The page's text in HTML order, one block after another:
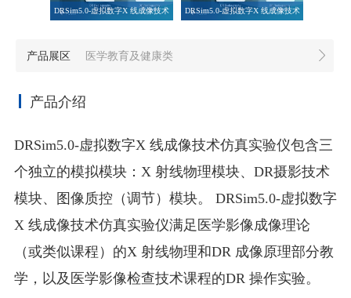
DRSim5.0-虚拟数字X 线成像技术 DRSim5.0-虚拟数字X 线成像技术
产品展区 医学教育及健康类
产品介绍
DRSim5.0-虚拟数字X 线成像技术仿真实验仪包含三
个独立的模拟模块：X 射线物理模块、DR摄影技术
模块、图像质控（调节）模块。 DRSim5.0-虚拟数字
X 线成像技术仿真实验仪满足医学影像成像理论
（或类似课程）的X 射线物理和DR 成像原理部分教
学，以及医学影像检查技术课程的DR 操作实验。